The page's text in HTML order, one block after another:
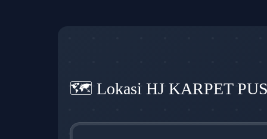
🗺️ Lokasi HJ KARPET